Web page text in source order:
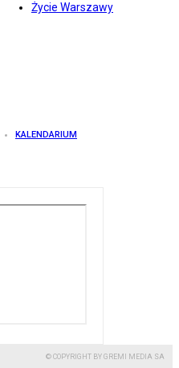
Życie Warszawy
KALENDARIUM
© COPYRIGHT BY GREMI MEDIA SA